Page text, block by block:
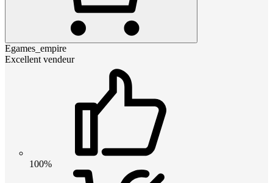
Egames_empire
Excellent vendeur
100%